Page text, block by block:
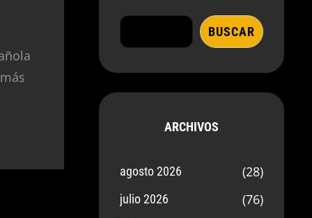
BUSCAR
ARCHIVOS
agosto 2026 (28)
julio 2026 (76)